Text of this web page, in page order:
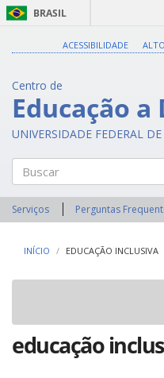
BRASIL
ACESSIBILIDADE
Centro de
Educação
UNIVERSIDADE FEDERAL
Buscar
Serviços Perguntas
INÍCIO EDUCAÇÃO INCLUSIVA
educação